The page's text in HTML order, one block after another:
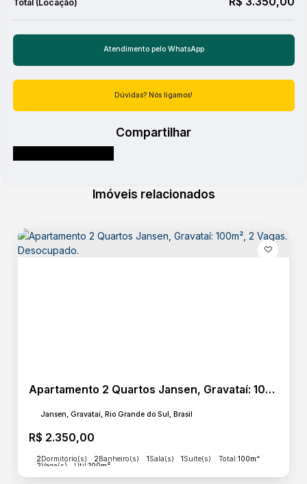
Lojas
Salões de Beleza e Barbearia
Lazer
Área de Serviço
Básico
Elevador
Energia
Esgoto
Dúvidas? Nós ligamos!
Compartilhar
Imóveis relacionados
Apartamento 2 Quartos Jansen, Gravataí: 100m², 2 Vagas. Desocupado.
R$ 2.350,00
Jansen, Gravataí, Rio Grande do Sul, Brasil
2Dormitório(s) 2Banheiro(s) 1Sala(s) 1Suíte(s) Total:100m²
2Vaga(s) Útil:100m²